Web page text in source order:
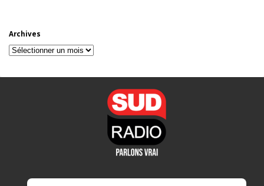
Archives
Archives